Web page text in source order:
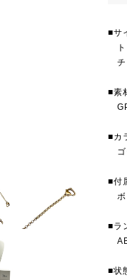
■サ
ト
チ
■素
■カ
ゴ
■付
ボ
■ラ
■状